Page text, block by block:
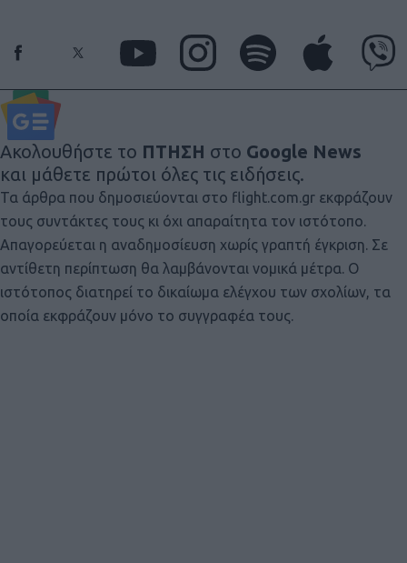
Ακολουθήστε το ΠΤΗΣΗ στο Google News
και μάθετε πρώτοι όλες τις ειδήσεις.
Τα άρθρα που δημοσιεύονται στο flight.com.gr εκφράζουν
τους συντάκτες τους κι όχι απαραίτητα τον ιστότοπο.
Απαγορεύεται η αναδημοσίευση χωρίς γραπτή έγκριση. Σε
αντίθετη περίπτωση θα λαμβάνονται νομικά μέτρα. Ο
ιστότοπος διατηρεί το δικαίωμα ελέγχου των σχολίων, τα
οποία εκφράζουν μόνο το συγγραφέα τους.